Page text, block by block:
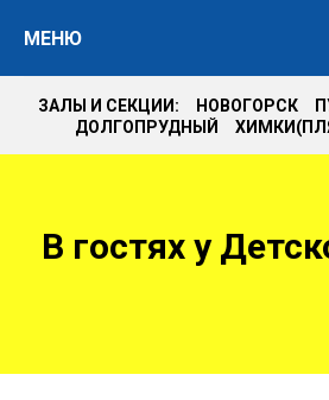
МЕНЮ
ЗАЛЫ И СЕКЦИИ: НОВОГОРСК
ДОЛГОПРУДНЫЙ
В гостях у